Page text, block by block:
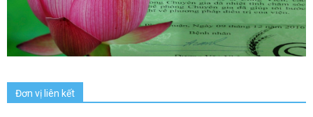
Đơn vị liên kết